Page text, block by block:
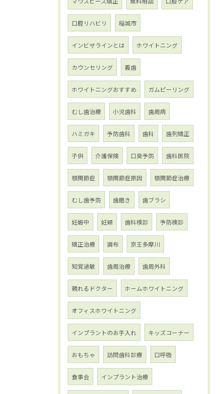
口腔リハビリ 稲城市
インビザラインとは ホワイトニング
カウンセリング 義歯
ホワイトニングおすすめ ガムピーリング
むし歯治療 小児歯科 歯周病
ハミガキ 予防歯科 歯科 歯列矯正
子供 介護保険 口臭予防 歯科医院
顎関節症 顎関節症原因 顎関節症治療
むし歯予防 歯磨き 歯ブラシ
妊娠中 妊婦 歯科検診 予防検診
矯正治療 調布 京王多摩川
知覚過敏 歯周治療 歯周外科
頼れるドクター ホームホワイトニング
オフィスホワイトニング
インプラントのお手入れ キッズコーナー
おもちゃ 訪問歯科診療 口呼吸
食事会 インプラント治療